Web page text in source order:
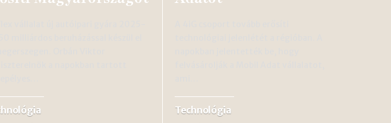
Technológia